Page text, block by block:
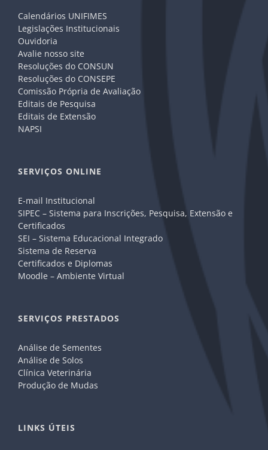
Calendários UNIFIMES
Legislações Institucionais
Ouvidoria
Avalie nosso site
Resoluções do CONSUN
Resoluções do CONSEPE
Comissão Própria de Avaliação
Editais de Pesquisa
Editais de Extensão
NAPSI
SERVIÇOS ONLINE
E-mail Institucional
SIPEC – Sistema para Inscrições, Pesquisa, Extensão e
Certificados
SEI – Sistema Educacional Integrado
Sistema de Reserva
Certificados e Diplomas
Moodle – Ambiente Virtual
SERVIÇOS PRESTADOS
Análise de Sementes
Análise de Solos
Clínica Veterinária
Produção de Mudas
LINKS ÚTEIS